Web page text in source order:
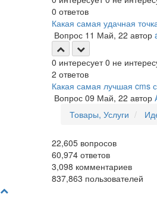
0 ответов
Какая самая удачная
Вопрос 11 Май, 22 автор
0 интересует 0 не
2 ответов
Какая самая лучшая cms
Вопрос 09 Май, 22 автор
Товары, Услуги
22,605 вопросов
60,974 ответов
3,098 комментариев
837,863 пользователей